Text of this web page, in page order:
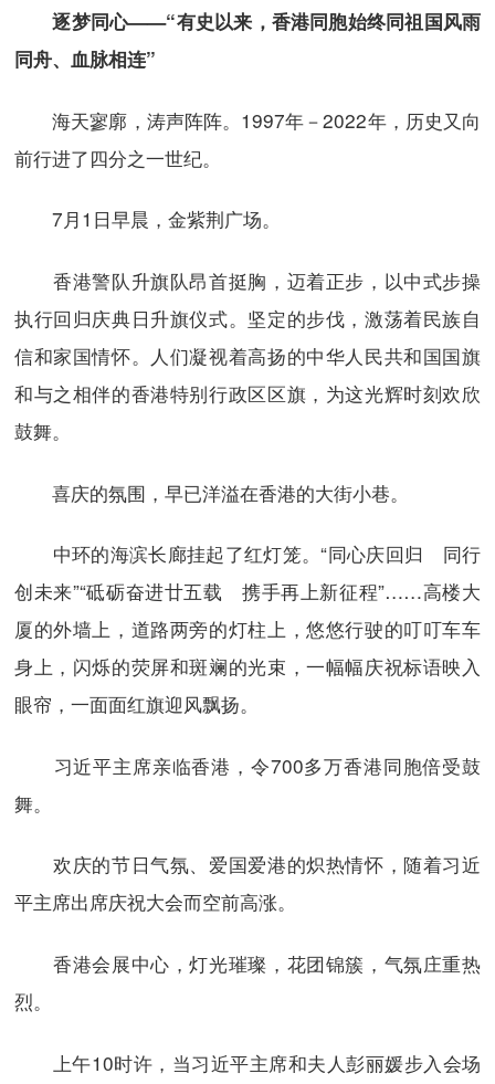
逐梦同心——“有史以来，香港同胞始终同祖国风雨
同舟、血脉相连”
海天寥廓，涛声阵阵。1997年－2022年，历史又向
前行进了四分之一世纪。
7月1日早晨，金紫荆广场。
香港警队升旗队昂首挺胸，迈着正步，以中式步操
执行回归庆典日升旗仪式。坚定的步伐，激荡着民族自
信和家国情怀。人们凝视着高扬的中华人民共和国国旗
和与之相伴的香港特别行政区区旗，为这光辉时刻欢欣
鼓舞。
喜庆的氛围，早已洋溢在香港的大街小巷。
中环的海滨长廊挂起了红灯笼。“同心庆回归 同行
创未来”“砥砺奋进廿五载 携手再上新征程”……高楼大
厦的外墙上，道路两旁的灯柱上，悠悠行驶的叮叮车车
身上，闪烁的荧屏和斑斓的光束，一幅幅庆祝标语映入
眼帘，一面面红旗迎风飘扬。
习近平主席亲临香港，令700多万香港同胞倍受鼓
舞。
欢庆的节日气氛、爱国爱港的炽热情怀，随着习近
平主席出席庆祝大会而空前高涨。
香港会展中心，灯光璀璨，花团锦簇，气氛庄重热
烈。
上午10时许，当习近平主席和夫人彭丽媛步入会场